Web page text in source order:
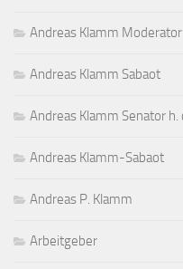
Andreas Klamm Moderator
Andreas Klamm Sabaot
Andreas Klamm Senator h.
Andreas Klamm-Sabaot
Andreas P. Klamm
Arbeitgeber